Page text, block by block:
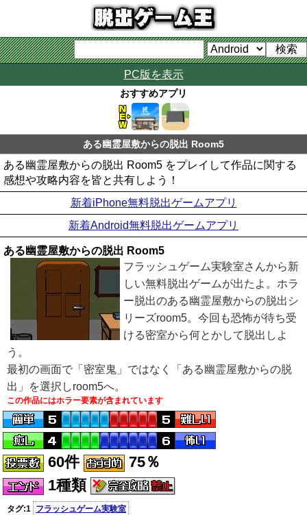
PC版を表示
おすすめアプリ
ある幽霊屋敷からの脱出 Room5
ある幽霊屋敷からの脱出 Room5 をプレイして作品に関する
感想や攻略内容を皆と共有しよう！
新着iPhone無料脱出ゲームアプリ
新着Android無料脱出ゲームアプリ
ある幽霊屋敷からの脱出 Room5
フラッシュゲーム実験室さんから新
しい無料脱出ゲームが出たよ。ホラ
ー脱出のある幽霊屋敷からの脱出シ
リーズroom5。今回も恐怖が待ち受
ける密室から何とかして脱出しよ
う。
最初の画面で「密室鬼」ではなく「ある幽霊屋敷からの脱
出」を選択しroom5へ。
この作品にはホラー要素が含まれています
60件
75％
1種類
タグ:1 フラッシュゲーム実験室